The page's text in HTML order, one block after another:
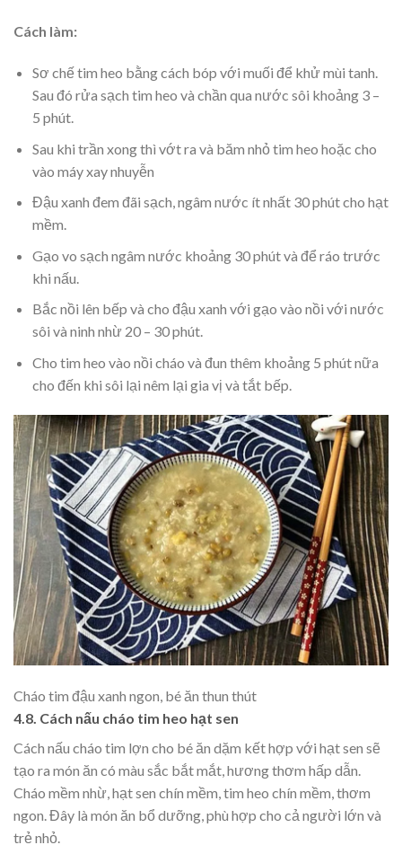
Cách làm:
Sơ chế tim heo bằng cách bóp với muối để khử mùi tanh.
Sau đó rửa sạch tim heo và chần qua nước sôi khoảng 3 –
5 phút.
Sau khi trần xong thì vớt ra và băm nhỏ tim heo hoặc cho
vào máy xay nhuyễn
Đậu xanh đem đãi sạch, ngâm nước ít nhất 30 phút cho hạt
mềm.
Gạo vo sạch ngâm nước khoảng 30 phút và để ráo trước
khi nấu.
Bắc nồi lên bếp và cho đậu xanh với gạo vào nồi với nước
sôi và ninh nhừ 20 – 30 phút.
Cho tim heo vào nồi cháo và đun thêm khoảng 5 phút nữa
cho đến khi sôi lại nêm lại gia vị và tắt bếp.
Cháo tim đậu xanh ngon, bé ăn thun thút
4.8. Cách nấu cháo tim heo hạt sen
Cách nấu cháo tim lợn cho bé ăn dặm kết hợp với hạt sen sẽ
tạo ra món ăn có màu sắc bắt mắt, hương thơm hấp dẫn.
Cháo mềm nhừ, hạt sen chín mềm, tim heo chín mềm, thơm
ngon. Đây là món ăn bổ dưỡng, phù hợp cho cả người lớn và
trẻ nhỏ.